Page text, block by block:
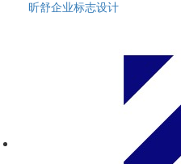
昕舒企业标志设计